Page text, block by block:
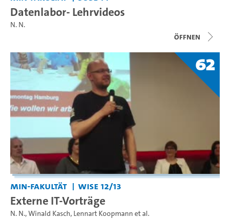
Datenlabor- Lehrvideos
N. N.
Öffnen
62
MIN-Fakultät WiSe 12/13
Externe IT-Vorträge
N. N.,Winald Kasch, Lennart Koopmann et al.